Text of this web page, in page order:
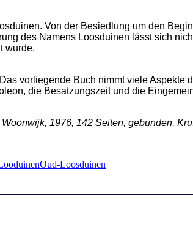
Von der Besiedlung um den
des Namens Loosduinen lässt sich
wurde.
vorliegende Buch nimmt viele
die Besatzungszeit und die
1976, 142 Seiten, gebunden,
Oud-Loosduinen